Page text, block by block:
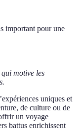
important pour une
motive les
uniques et
de culture ou de
un voyage
battus enrichissent